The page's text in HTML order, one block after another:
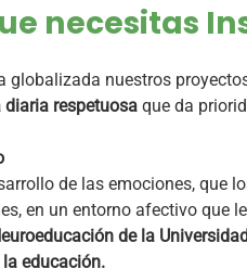
necesitas
nuestros
respetuosa que da
de las emociones, que
en un entorno afectivo que
de la
educación.